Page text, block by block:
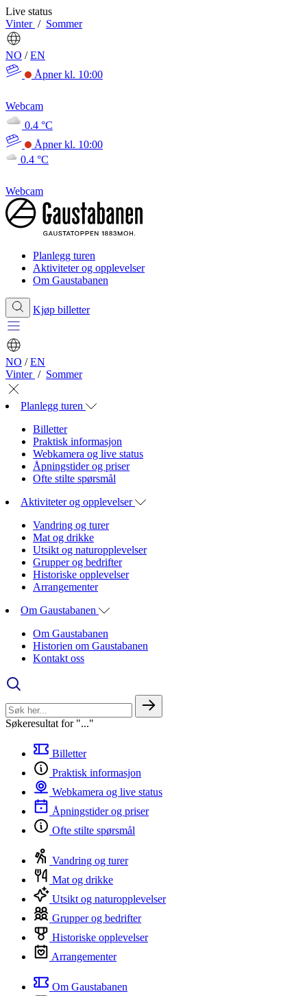
Live status
Vinter / Sommer
NO / EN
Åpner kl. 10:00
Webcam
0.4 °C
Åpner kl. 10:00
0.4 °C
Webcam
Planlegg turen
Aktiviteter og opplevelser
Om Gaustabanen
Kjøp billetter
NO / EN
Vinter / Sommer
Planlegg turen
Billetter
Praktisk informasjon
Webkamera og live status
Åpningstider og priser
Ofte stilte spørsmål
Aktiviteter og opplevelser
Vandring og turer
Mat og drikke
Utsikt og naturopplevelser
Grupper og bedrifter
Historiske opplevelser
Arrangementer
Om Gaustabanen
Om Gaustabanen
Historien om Gaustabanen
Kontakt oss
Søkeresultat for "..."
Billetter
Praktisk informasjon
Webkamera og live status
Åpningstider og priser
Ofte stilte spørsmål
Vandring og turer
Mat og drikke
Utsikt og naturopplevelser
Grupper og bedrifter
Historiske opplevelser
Arrangementer
Om Gaustabanen